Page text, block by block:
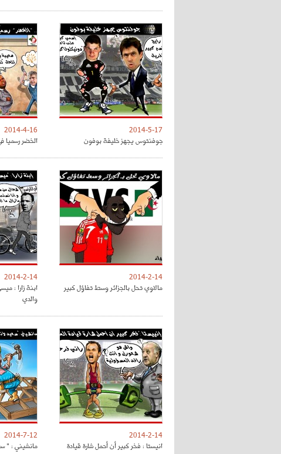
2014-5-17
جوفنتوس يجهز خليفة بوفون
2014-4-16
الخضر رسميا في
2014-2-14
مالاوي تحل بالجزائر وسط تفاؤل كبير
2014-2-14
ابنة زارا :
والدي
2014-2-14
انيستا : فخر كبير أن أحمل شارة قيادة
2014-7-12
مانشيني : "